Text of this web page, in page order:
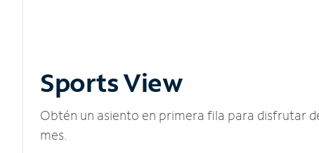
Sports View
Obtén un asiento en primera fila para disfrutar
mes.